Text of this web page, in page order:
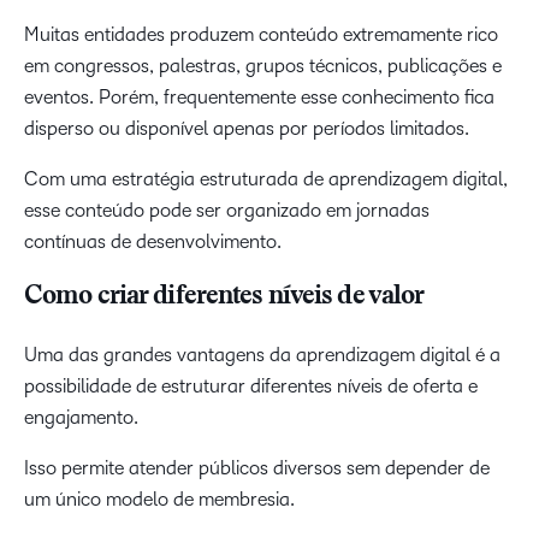
Muitas entidades produzem conteúdo extremamente rico
em congressos, palestras, grupos técnicos, publicações e
eventos. Porém, frequentemente esse conhecimento fica
disperso ou disponível apenas por períodos limitados.
Com uma estratégia estruturada de aprendizagem digital,
esse conteúdo pode ser organizado em jornadas
contínuas de desenvolvimento.
Como criar diferentes níveis de valor
Uma das grandes vantagens da aprendizagem digital é a
possibilidade de estruturar diferentes níveis de oferta e
engajamento.
Isso permite atender públicos diversos sem depender de
um único modelo de membresia.